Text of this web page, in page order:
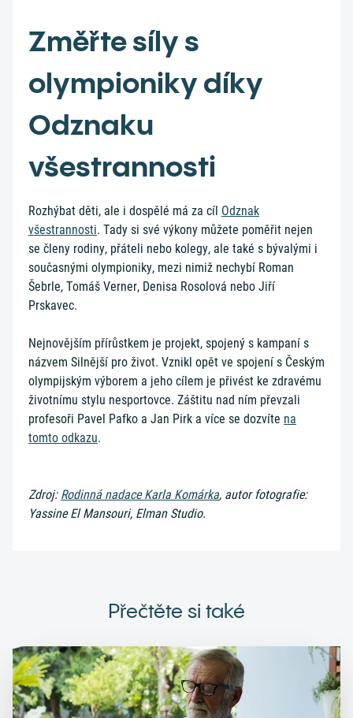
Změřte síly s
olympioniky díky
Odznaku
všestrannosti
Rozhýbat děti, ale i dospělé má za cíl Odznak
všestrannosti. Tady si své výkony můžete poměřit nejen
se členy rodiny, přáteli nebo kolegy, ale také s bývalými i
současnými olympioniky, mezi nimiž nechybí Roman
Šebrle, Tomáš Verner, Denisa Rosolová nebo Jiří
Prskavec.
Nejnovějším přírůstkem je projekt, spojený s kampaní s
názvem Silnější pro život. Vznikl opět ve spojení s Českým
olympijským výborem a jeho cílem je přivést ke zdravému
životnímu stylu nesportovce. Záštitu nad ním převzali
profesoři Pavel Pafko a Jan Pirk a více se dozvíte na
tomto odkazu.
Zdroj: Rodinná nadace Karla Komárka, autor fotografie:
Yassine El Mansouri, Elman Studio.
Přečtěte si také